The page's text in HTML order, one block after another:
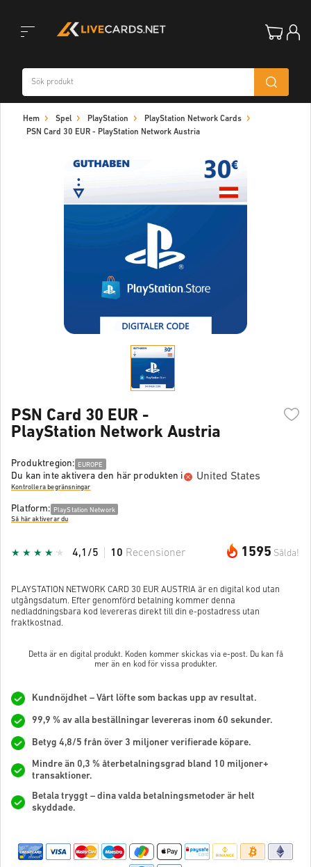
navigation
Hem Spel PlayStation
PlayStation Network Cards
PSN Card 30 EUR - PlayStation Network Austria
PSN Card 30 EUR -
PlayStation Network Austria
Produktregion: EUROPE
Du kan inte aktivera den här produkten i United States
Kontrollera begränsningar
Platform: PlayStation Network
Så här aktiverar du
1595 Sålda!
4,1/5 10 Recensioner
PLAYSTATION NETWORK CARD 30 EUR AUSTRIA är en digital kod utan
utgångsdatum. Efter genomförd betalning kommer denna
nedladdningsbara kod levereras direkt till din e-postadress utan
fraktkostnad.
Detta är en digital produkt. Koden kommer skickas via e-post. Du kan få
mer än en kod för vissa produkter.
Kundnöjdhet – Vårt löfte som backas upp av resultat.
99,9 % av alla beställningar levereras inom 60 sekunder.
Betyg 4,8/5 från över 3 miljoner verifierade köpare.
Mindre än 0,3 % återbetalningsgrad bland 10 miljoner+
transaktioner.
Betala tryggt – dina valda betalningsmetoder är helt
skyddade.